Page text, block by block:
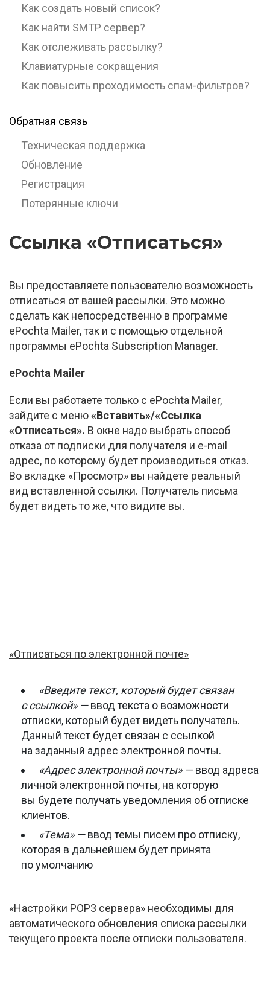
Как создать новый список?
Как найти SMTP сервер?
Как отслеживать рассылку?
Клавиатурные сокращения
Как повысить проходимость спам-фильтров?
Обратная связь
Техническая поддержка
Обновление
Регистрация
Потерянные ключи
Ссылка «Отписаться»
Вы предоставляете пользователю возможность
отписаться от вашей рассылки. Это можно
сделать как непосредственно в программе
ePochta Mailer, так и с помощью отдельной
программы ePochta Subscription Manager.
ePochta Mailer
Если вы работаете только с ePochta Mailer,
зайдите с меню«Вставить»/«Ссылка
«Отписаться». В окне надо выбрать способ
отказа от подписки для получателя и e-mail
адрес, по которому будет производиться отказ.
Во вкладке «Просмотр» вы найдете реальный
вид вставленной ссылки. Получатель письма
будет видеть то же, что видите вы.
«Отписаться по электронной почте»
«Введите текст, который будет связан
с ссылкой» —ввод текста о возможности
отписки, который будет видеть получатель.
Данный текст будет связан с ссылкой
на заданный адрес электронной почты.
«Адрес электронной почты» —ввод адреса
личной электронной почты, на которую
вы будете получать уведомления об отписке
клиентов.
«Тема» —ввод темы писем про отписку,
которая в дальнейшем будет принята
по умолчанию
«Настройки РОР3 сервера» необходимы для
автоматического обновления списка рассылки
текущего проекта после отписки пользователя.